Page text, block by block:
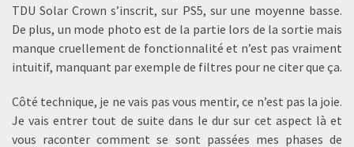
TDU Solar Crown s’inscrit, sur PS5, sur une moyenne basse.
De plus, un mode photo est de la partie lors de la sortie mais
manque cruellement de fonctionnalité et n’est pas vraiment
intuitif, manquant par exemple de filtres pour ne citer que ça.
Côté technique, je ne vais pas vous mentir, ce n’est pas la joie.
Je vais entrer tout de suite dans le dur sur cet aspect là et
vous raconter comment se sont passées mes phases de